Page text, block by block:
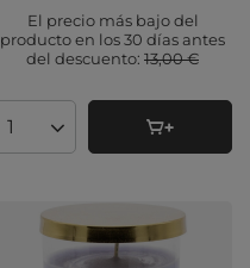
El precio más bajo del
producto en los 30 días antes
del descuento: 13,00 €
Cantidad de productos